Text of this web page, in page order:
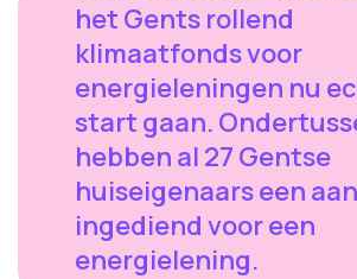
het Gents rollend
klimaatfonds voor
energieleningen nu
start gaan.
hebben al 27 Gentse
huiseigenaars een
ingediend voor een
energielening.